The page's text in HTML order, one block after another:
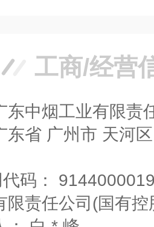
工商/经营
东中烟工业有限责
码：
限责任公司(国有控